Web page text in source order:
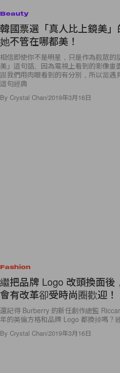
Beauty
韓國票選「真人比上鏡美
她不管在哪都美！
相信即使你不是明星，只是作為觀眾的
美」這句話。因為電視上看到的影像
跟我們用肉眼看到的有分別，所以當
這句經典
By Crystal Chan/2019年3月16日
Fashion
繼把品牌 Logo 改頭換面
會有改革卻受時尚圈歡迎！
還記得 Burberry 的新任創作總監
年的英倫方格和品牌 Logo 都換掉嗎？
By Crystal Chan/2019年3月16日